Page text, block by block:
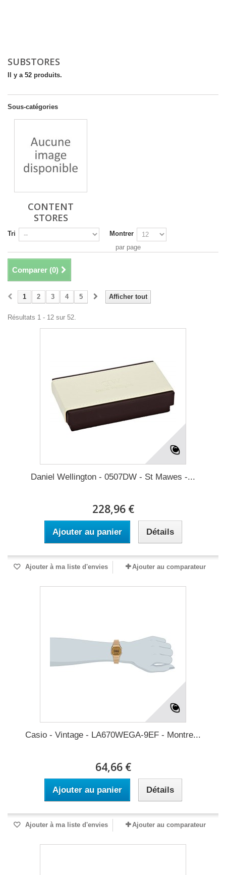
SUBSTORES
Il y a 52 produits.
Sous-catégories
CONTENT
STORES
Tri
Montrer
par page
Comparer (0)
Afficher tout
1 2 3 4 5
Résultats 1 - 12 sur 52.
Daniel Wellington - 0507DW - St Mawes -...
228,96 €
Ajouter au panier Détails
Ajouter à ma liste d'envies Ajouter au comparateur
Casio - Vintage - LA670WEGA-9EF - Montre...
64,66 €
Ajouter au panier Détails
Ajouter à ma liste d'envies Ajouter au comparateur